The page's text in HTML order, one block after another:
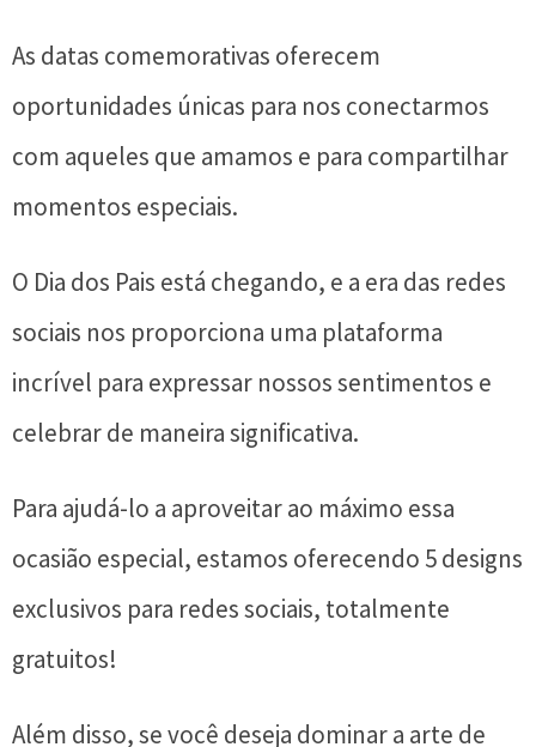
As datas comemorativas oferecem
oportunidades únicas para nos conectarmos
com aqueles que amamos e para compartilhar
momentos especiais.
O Dia dos Pais está chegando, e a era das redes
sociais nos proporciona uma plataforma
incrível para expressar nossos sentimentos e
celebrar de maneira significativa.
Para ajudá-lo a aproveitar ao máximo essa
ocasião especial, estamos oferecendo 5 designs
exclusivos para redes sociais, totalmente
gratuitos!
Além disso, se você deseja dominar a arte de